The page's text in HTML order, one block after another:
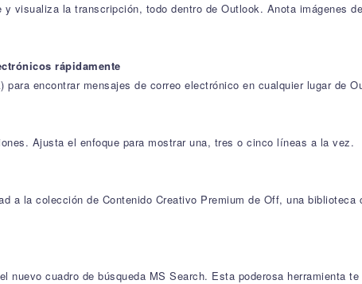
visualiza la transcripción, todo dentro de Outlook. Anota imágenes
rápidamente
encontrar mensajes de correo electrónico en cualquier lugar de
Ajusta el enfoque para mostrar una, tres o cinco líneas a la vez.
a la colección de Contenido Creativo Premium de Off, una biblioteca
cuadro de búsqueda MS Search. Esta poderosa herramienta